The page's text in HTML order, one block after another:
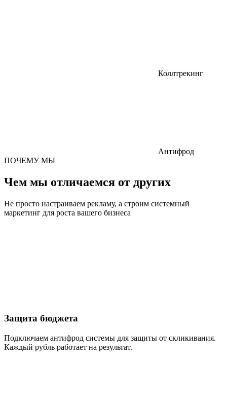
Коллтрекинг
Антифрод
ПОЧЕМУ МЫ
Чем мы отличаемся от других
Не просто настраиваем рекламу, а строим системный
маркетинг для роста вашего бизнеса
Защита бюджета
Подключаем антифрод системы для защиты от скликивания.
Каждый рубль работает на результат.